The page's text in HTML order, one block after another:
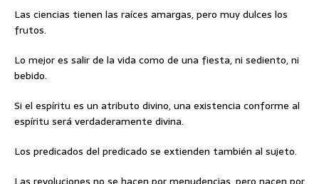
Las ciencias tienen las raíces amargas, pero muy dulces los
frutos.
Lo mejor es salir de la vida como de una fiesta, ni sediento, ni
bebido.
Si el espíritu es un atributo divino, una existencia conforme al
espíritu será verdaderamente divina.
Los predicados del predicado se extienden también al sujeto.